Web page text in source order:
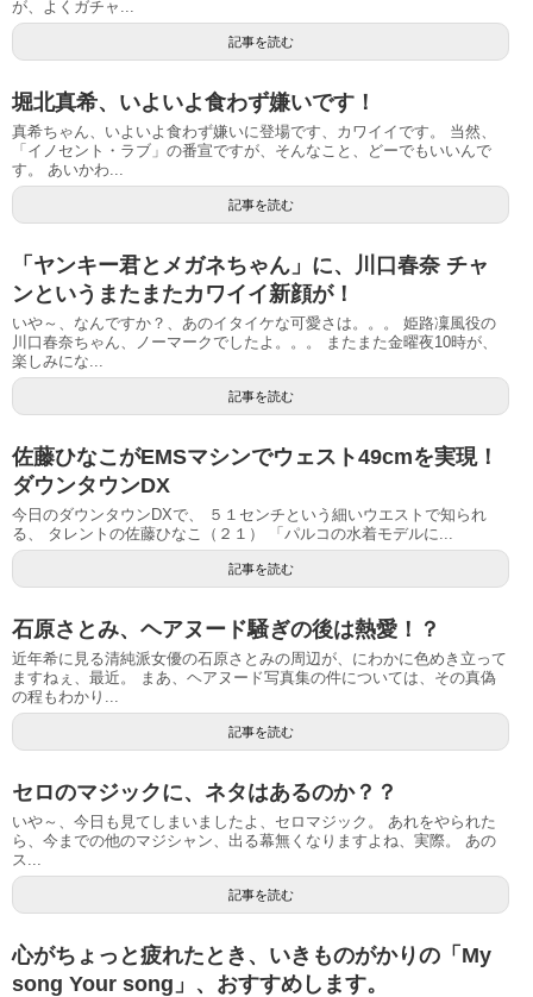
が、よくガチャ...
記事を読む
堀北真希、いよいよ食わず嫌いです！
真希ちゃん、いよいよ食わず嫌いに登場です、カワイイです。 当然、
「イノセント・ラブ」の番宣ですが、そんなこと、どーでもいいんで
す。 あいかわ...
記事を読む
「ヤンキー君とメガネちゃん」に、川口春奈 チャ
ンというまたまたカワイイ新顔が！
いや～、なんですか？、あのイタイケな可愛さは。。。 姫路凜風役の
川口春奈ちゃん、ノーマークでしたよ。。。 またまた金曜夜10時が、
楽しみにな...
記事を読む
佐藤ひなこがEMSマシンでウェスト49cmを実現！
ダウンタウンDX
今日のダウンタウンDXで、 ５１センチという細いウエストで知られ
る、 タレントの佐藤ひなこ（２１） 「パルコの水着モデルに...
記事を読む
石原さとみ、ヘアヌード騒ぎの後は熱愛！？
近年希に見る清純派女優の石原さとみの周辺が、にわかに色めき立って
ますねぇ、最近。 まあ、ヘアヌード写真集の件については、その真偽
の程もわかり...
記事を読む
セロのマジックに、ネタはあるのか？？
いや～、今日も見てしまいましたよ、セロマジック。 あれをやられた
ら、今までの他のマジシャン、出る幕無くなりますよね、実際。 あの
ス...
記事を読む
心がちょっと疲れたとき、いきものがかりの「My
song Your song」、おすすめします。